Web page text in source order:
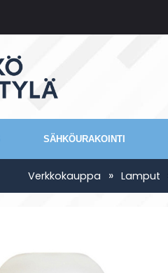
SÄHKÖURAKOINTI
Verkkokauppa » Lamput